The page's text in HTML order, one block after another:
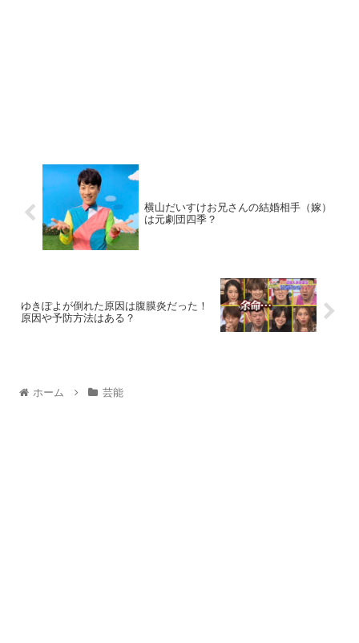
横山だいすけお兄さんの結婚相手（嫁）
は元劇団四季？
ゆきぽよが倒れた原因は腹膜炎だった！
原因や予防方法はある？
ホーム 芸能